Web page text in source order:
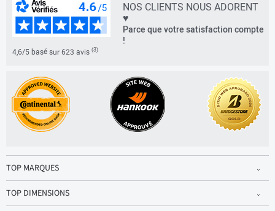
NOS CLIENTS NOUS ADORENT
♥
Parce que votre satisfaction compte
!
4,6/5 basé sur 623 avis (3)
TOP MARQUES
TOP DIMENSIONS